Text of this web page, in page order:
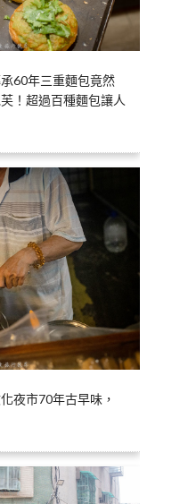
60年三重麵包竟然
！超過百種麵包讓人
夜市70年古早味，